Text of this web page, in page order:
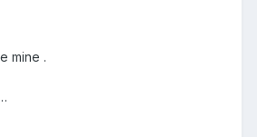
mine .